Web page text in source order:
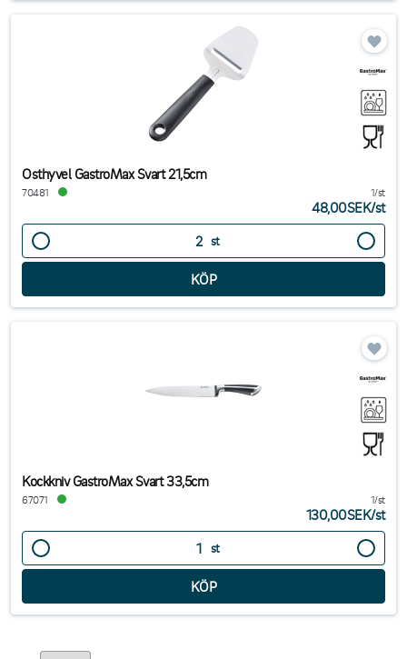
Osthyvel GastroMax Svart 21,5cm
70481 1/st
48,00SEK/st
st
Kockkniv GastroMax Svart 33,5cm
67071 1/st
130,00SEK/st
st